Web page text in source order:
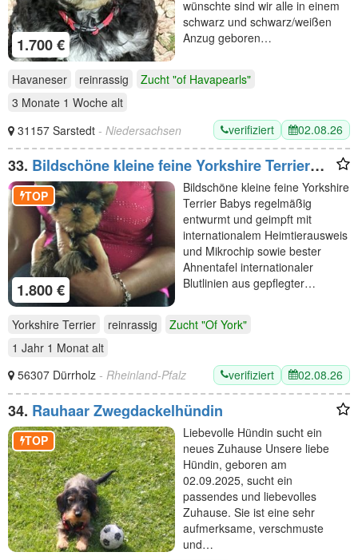
1.700 €
wünschte sind wir alle in einem
schwarz und schwarz/weißen
Anzug geboren…
Havaneser reinrassig
Zucht "of Havapearls"
3 Monate 1 Woche alt
31157 Sarstedt - Niedersachsen verifiziert 02.08.26
33. Bildschöne kleine feine Yorkshire Terrier
Babys
1.800 €
TOP
Bildschöne kleine feine Yorkshire
Terrier Babys regelmäßig
entwurmt und geimpft mit
internationalem Heimtierausweis
und Mikrochip sowie bester
Ahnentafel internationaler
Blutlinien aus gepflegter…
Yorkshire Terrier reinrassig
Zucht "Of York"
1 Jahr 1 Monat alt
56307 Dürrholz - Rheinland-Pfalz verifiziert 02.08.26
34. Rauhaar Zwegdackelhündin
TOP
Liebevolle Hündin sucht ein
neues Zuhause Unsere liebe
Hündin, geboren am
02.09.2025, sucht ein
passendes und liebevolles
Zuhause. Sie ist eine sehr
aufmerksame, verschmuste
und…